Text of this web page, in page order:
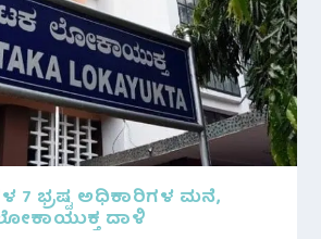
7 ಭ್ರಷ್ಟ ಅಧಿಕಾರಿಗಳ ಮನೆ,
ದಾಳಿ